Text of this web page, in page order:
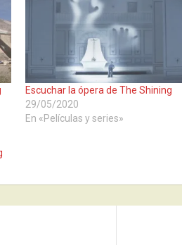
Escuchar la ópera de The Shining
29/05/2020
En «Películas y series»